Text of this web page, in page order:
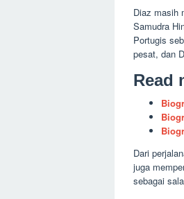
Diaz masih
Samudra
Portugis
pesat, dan
Read
Dari
juga
sebagai